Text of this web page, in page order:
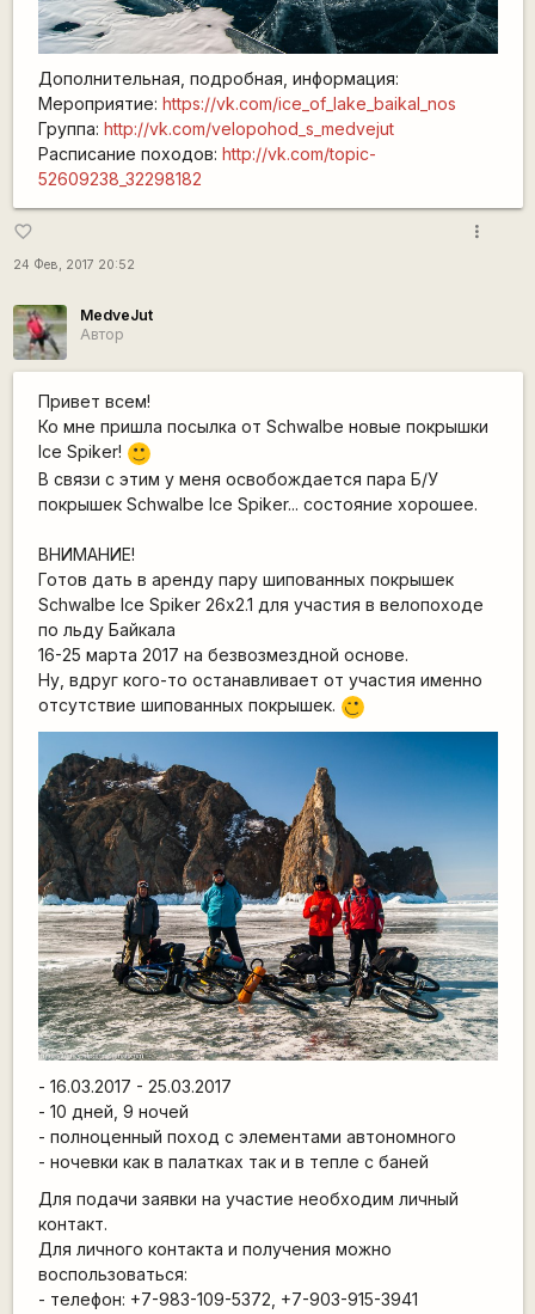
Дополнительная, подробная, информация:
Мероприятие: https://vk.com/ice_of_lake_baikal_nos
Группа: http://vk.com/velopohod_s_medvejut
Расписание походов: http://vk.com/topic-
52609238_32298182
favorite_border
24 Фев, 2017 20:52
more_vert
MedveJut
Автор
Привет всем!
Ко мне пришла посылка от Schwalbe новые покрышки
Ice Spiker!
:)
В связи с этим у меня освобождается пара Б/У
покрышек Schwalbe Ice Spiker... состояние хорошее.
ВНИМАНИЕ!
Готов дать в аренду пару шипованных покрышек
Schwalbe Ice Spiker 26х2.1 для участия в велопоходе
по льду Байкала
16-25 марта 2017 на безвозмездной основе.
Ну, вдруг кого-то останавливает от участия именно
отсутствие шипованных покрышек.
;)
- 16.03.2017 - 25.03.2017
- 10 дней, 9 ночей
- полноценный поход с элементами автономного
- ночевки как в палатках так и в тепле с баней
Для подачи заявки на участие необходим личный
контакт.
Для личного контакта и получения можно
воспользоваться:
- телефон: +7-983-109-5372, +7-903-915-3941